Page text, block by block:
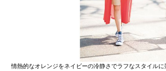
情熱的なオレンジをネイビーの冷静さでラフなスタイル